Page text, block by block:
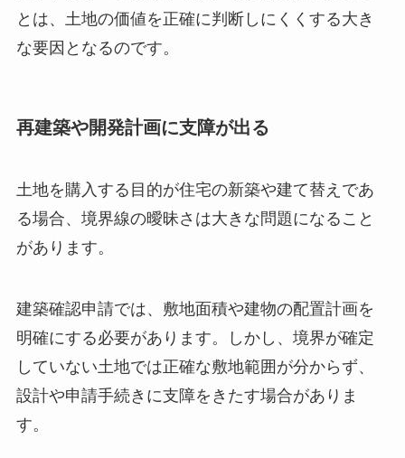
とは、土地の価値を正確に判断しにくくする大き
な要因となるのです。
再建築や開発計画に支障が出る
土地を購入する目的が住宅の新築や建て替えであ
る場合、境界線の曖昧さは大きな問題になること
があります。
建築確認申請では、敷地面積や建物の配置計画を
明確にする必要があります。しかし、境界が確定
していない土地では正確な敷地範囲が分からず、
設計や申請手続きに支障をきたす場合がありま
す。